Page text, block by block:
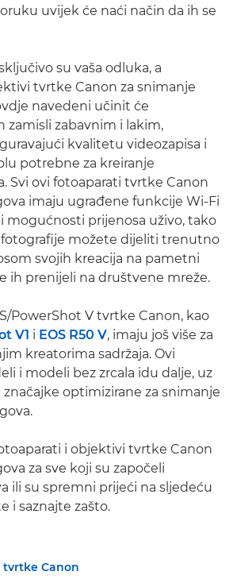
uvijek će naći način da ih se
su vaša odluka, a
tvrtke Canon za snimanje
navedeni učinit će
zamisli zabavnim i lakim,
kvalitetu videozapisa i
potrebne za kreiranje
Svi ovi fotoaparati tvrtke Canon
imaju ugrađene funkcije Wi-Fi
mogućnosti prijenosa uživo, tako
fotografije možete dijeliti trenutno
svojih kreacija na pametni
ih prenijeli na društvene mreže.
PowerShot V tvrtke Canon, kao
V1 i EOS R50 V, imaju još više za
kreatorima sadržaja. Ovi
i modeli bez zrcala idu dalje, uz
optimizirane za snimanje
i objektivi tvrtke Canon
za sve koji su započeli
ili su spremni prijeći na sljedeću
i saznajte zašto.
tvrtke Canon